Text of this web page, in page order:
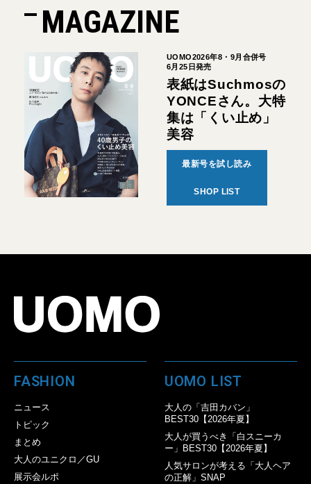
MAGAZINE
UOMO2026年8・9月合併号
6月25日発売
表紙はSuchmosの
YONCEさん。大特
集は「くい止め」
美容
最新号を試し読み
SHOP LIST
FASHION
ニュース
トピック
まとめ
大人のユニクロ／GU
展示会ルポ
UOMO LIST
大人の「吉田カバン」
BEST30【2026年夏】
大人が買うべき「白スニーカ
ー」BEST30【2026年夏】
人気サロンが考える「大人ヘア
の正解」SNAP